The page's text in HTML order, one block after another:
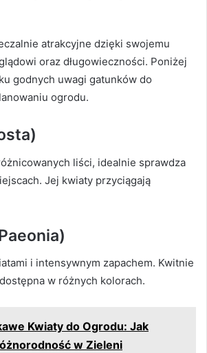
atrakcyjne dzięki swojemu
oraz długowieczności. Poniżej
godnych uwagi gatunków do
ogrodu.
liści, idealnie sprawdza
Jej kwiaty przyciągają
i intensywnym zapachem. Kwitnie
w różnych kolorach.
Kwiaty do Ogrodu: Jak
w Zieleni